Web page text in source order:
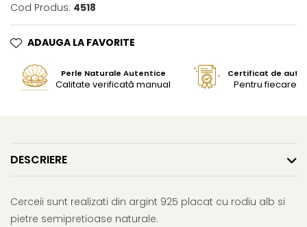
Cod Produs: 4518
ADAUGA LA FAVORITE
Perle Naturale Autentice
Calitate verificată manual
Certificat de
Pentru fiecare
DESCRIERE
Cerceii sunt realizati din argint 925 placat cu rodiu alb si
pietre semipretioase naturale.